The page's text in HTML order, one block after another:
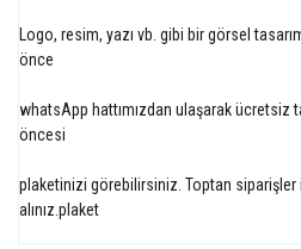
Logo, resim, yazı vb. gibi bir görsel
önce
whatsApp hattımızdan ulaşarak ücretsiz
öncesi
plaketinizi görebilirsiniz. Toptan
alınız.plaket